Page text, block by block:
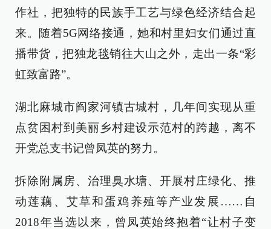
作社，把独特的民族手工艺与绿色经济结合起
来。随着5G网络接通，她和村里妇女们通过直
播带货，把独龙毯销往大山之外，走出一条“彩
虹致富路”。
湖北麻城市阎家河镇古城村，几年间实现从重
点贫困村到美丽乡村建设示范村的跨越，离不
开党总支书记曾凤英的努力。
拆除附属房、治理臭水塘、开展村庄绿化、推
动莲藕、艾草和蛋鸡养殖等产业发展……自
2018年当选以来，曾凤英始终抱着“让村子变